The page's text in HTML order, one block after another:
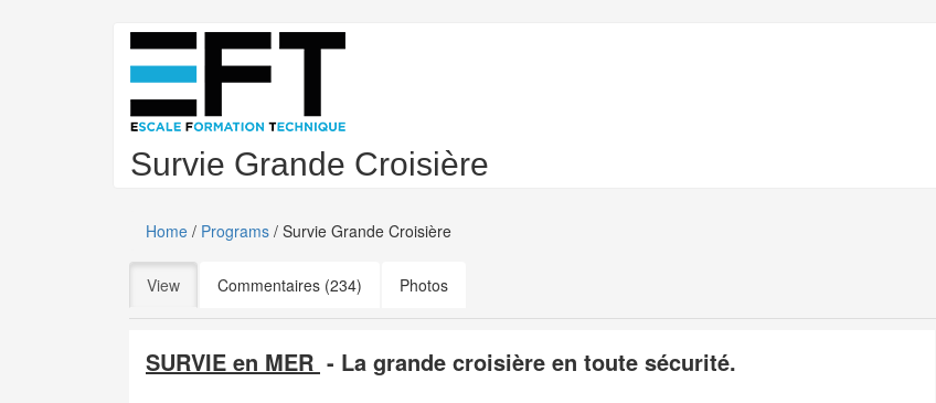
Survie Grande Croisière
Home / Programs / Survie Grande Croisière
Primary
tabs
View (active tab)
Commentaires (234) Photos
SURVIE en MER - La grande croisière en toute sécurité.